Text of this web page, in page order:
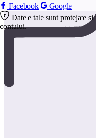
Facebook
Google
Datele tale sunt protejate
contului.